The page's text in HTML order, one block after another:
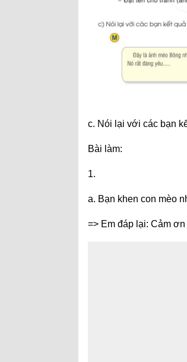
c. Nói lại với các bạn
Bài làm:
1.
a. Bạn khen con mèo
=> Em đáp lại: Cảm